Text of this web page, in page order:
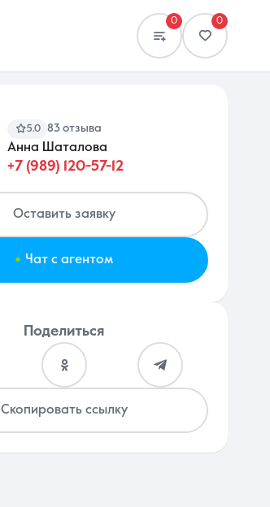
0 0
Сравнение
5.0 83 отзыва
Анна Шаталова
+7 (989) 120-57-12
Оставить заявку
. Чат с агентом
Поделиться
Скопировать ссылку